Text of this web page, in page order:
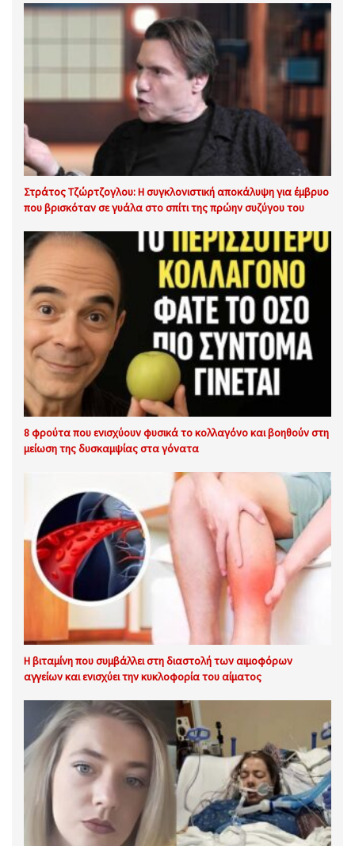
Στράτος Τζώρτζογλου: Η συγκλονιστική αποκάλυψη για έμβρυο
που βρισκόταν σε γυάλα στο σπίτι της πρώην συζύγου του
8 φρούτα που ενισχύουν φυσικά το κολλαγόνο και βοηθούν στη
μείωση της δυσκαμψίας στα γόνατα
Η βιταμίνη που συμβάλλει στη διαστολή των αιμοφόρων
αγγείων και ενισχύει την κυκλοφορία του αίματος